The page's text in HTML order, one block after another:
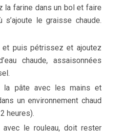
la farine dans un bol et faire
le graisse chaude.
et puis pétrissez et ajoutez
chaude, assaisonnées
la pâte avec les mains et
un environnement chaud
heures).
le rouleau, doit rester